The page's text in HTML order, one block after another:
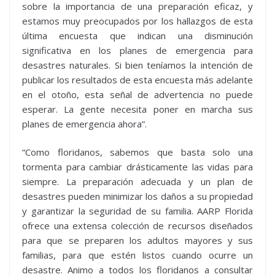
sobre la importancia de una preparación eficaz, y
estamos muy preocupados por los hallazgos de esta
última encuesta que indican una disminución
significativa en los planes de emergencia para
desastres naturales. Si bien teníamos la intención de
publicar los resultados de esta encuesta más adelante
en el otoño, esta señal de advertencia no puede
esperar. La gente necesita poner en marcha sus
planes de emergencia ahora”.
“Como floridanos, sabemos que basta solo una
tormenta para cambiar drásticamente las vidas para
siempre. La preparación adecuada y un plan de
desastres pueden minimizar los daños a su propiedad
y garantizar la seguridad de su familia. AARP Florida
ofrece una extensa colección de recursos diseñados
para que se preparen los adultos mayores y sus
familias, para que estén listos cuando ocurre un
desastre. Animo a todos los floridanos a consultar